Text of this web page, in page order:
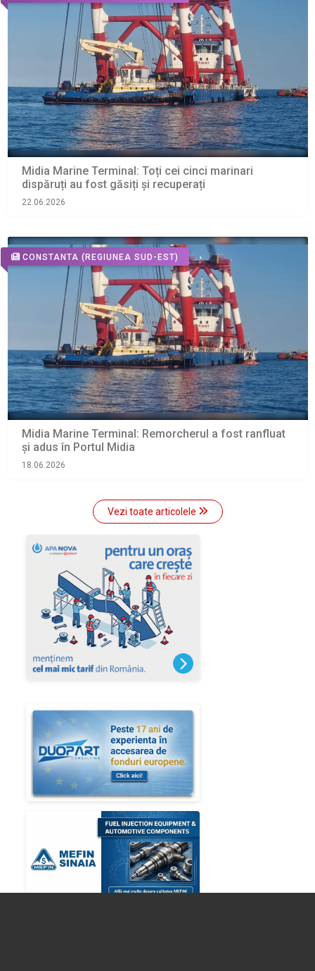
Midia Marine Terminal: Toți cei cinci marinari
dispăruți au fost găsiți și recuperați
22.06.2026
CONSTANTA (REGIUNEA SUD-EST)
Midia Marine Terminal: Remorcherul a fost ranfluat
și adus în Portul Midia
18.06.2026
Vezi toate articolele